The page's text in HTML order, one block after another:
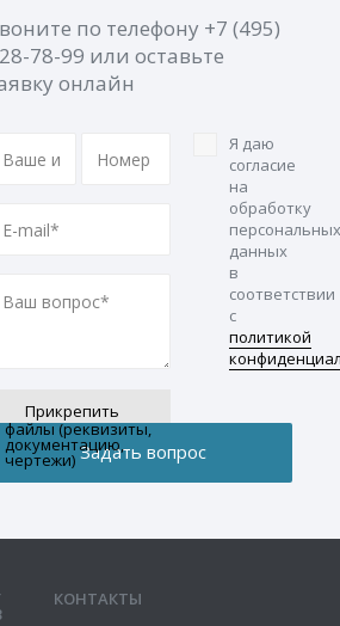
по телефону +7 (495)
78-99 или оставьте
онлайн
Прикрепить
файлы (реквизиты,
документацию,
чертежи)
Я даю
согласие
на
обработку
персональных
данных
в
соответствии
с
политикой
КОНТАКТЫ